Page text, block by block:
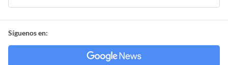
Síguenos en: